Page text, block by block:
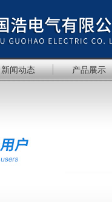
新闻动态 产品展示